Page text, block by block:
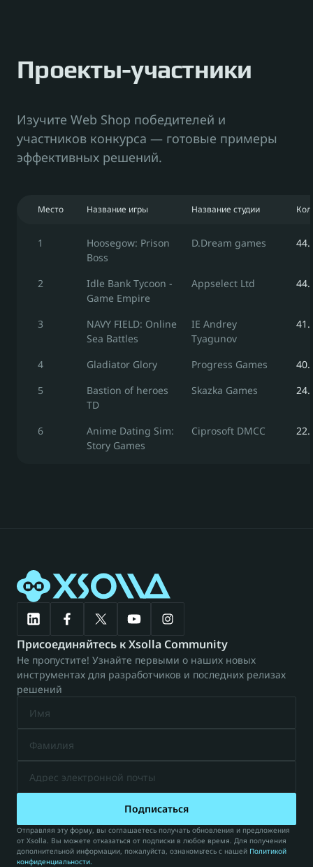
Проекты-участники
Изучите Web Shop победителей и
участников конкурса — готовые примеры
эффективных решений.
Место Название игры Название студии
1
Hoosegow: Prison
Boss
D.Dream games
2
Idle Bank Tycoon -
Game Empire
Appselect Ltd
3
NAVY FIELD: Online
Sea Battles
IE Andrey
Tyagunov
4 Gladiator Glory Progress Games
5
Bastion of heroes
TD
Skazka Games
6
Anime Dating Sim:
Story Games
Ciprosoft DMCC
Присоединяйтесь к Xsolla Community
Не пропустите! Узнайте первыми о наших новых
инструментах для разработчиков и последних релизах
решений
Подписаться
Отправляя эту форму, вы соглашаетесь получать обновления и предложения
от Xsolla. Вы можете отказаться от подписки в любое время. Для получения
дополнительной информации, пожалуйста, ознакомьтесь с нашей Политикой
конфиденциальности.